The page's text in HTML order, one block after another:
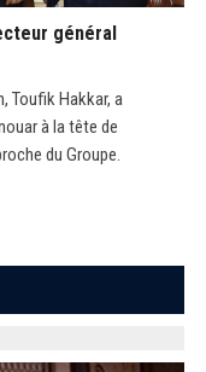
général
Toufik Hakkar, a
à la tête de
du Groupe.